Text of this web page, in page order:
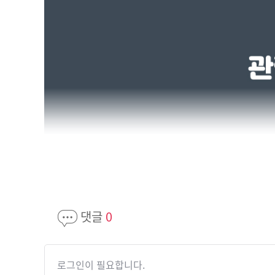
댓글 0
로그인이 필요합니다.